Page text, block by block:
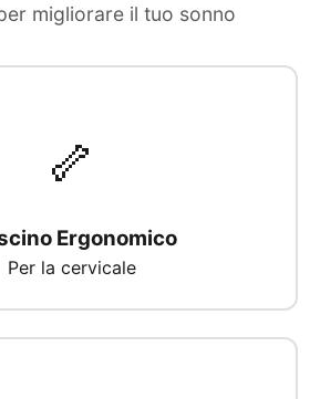
migliorare il tuo sonno
🦴
Ergonomico
Per la cervicale